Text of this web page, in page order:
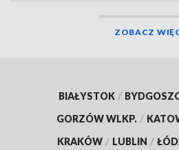
ZOBACZ
BIAŁYSTOK /
GORZÓW WLKP. /
KRAKÓW / LUBLIN /